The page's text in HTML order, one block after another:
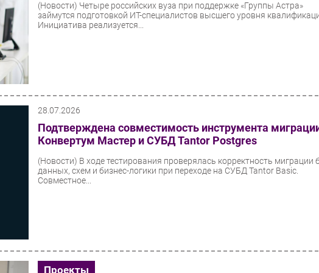
(Новости) Четыре российских вуза при поддержке «Группы Астра»
займутся подготовкой ИТ-специалистов высшего уровня
Инициатива реализуется...
28.07.2026
Подтверждена совместимость инструмента
Конвертум Мастер и СУБД Tantor Postgres
(Новости) В ходе тестирования проверялась корректность миграции
данных, схем и бизнес-логики при переходе на СУБД Tantor Basic.
Совместное...
Проекты